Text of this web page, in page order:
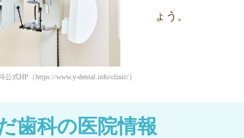
式HP（https://www.y-dental.info/clinic/）
ょう。
歯科の医院情報